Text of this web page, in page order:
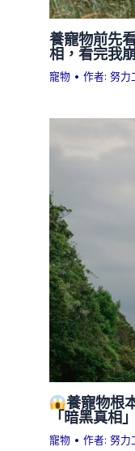
養寵物前先
相，看完我
寵物 • 作者:努力
養寵物根
「暗黑真相
寵物 • 作者:努力